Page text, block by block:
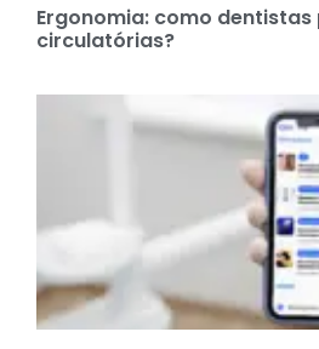
Ergonomia: como
circulatórias?